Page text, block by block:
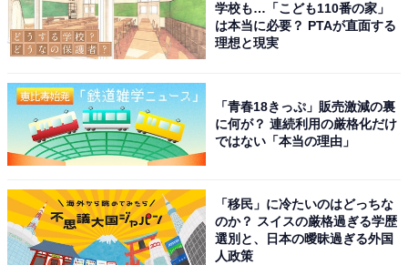
学校も…「こども110番の家」
は本当に必要？ PTAが直面する
理想と現実
「青春18きっぷ」販売激減の裏
に何が？ 連続利用の厳格化だけ
ではない「本当の理由」
「移民」に冷たいのはどっちな
のか？ スイスの厳格過ぎる学歴
選別と、日本の曖昧過ぎる外国
人政策